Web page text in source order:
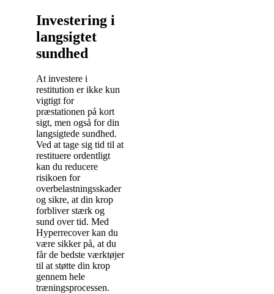
Investering i
langsigtet
sundhed
At investere i
restitution er ikke kun
vigtigt for
præstationen på kort
sigt, men også for din
langsigtede sundhed.
Ved at tage sig tid til at
restituere ordentligt
kan du reducere
risikoen for
overbelastningsskader
og sikre, at din krop
forbliver stærk og
sund over tid. Med
Hyperrecover kan du
være sikker på, at du
får de bedste værktøjer
til at støtte din krop
gennem hele
træningsprocessen.